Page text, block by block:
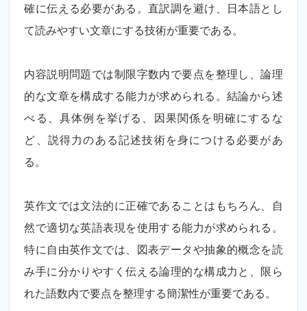
確に伝える必要がある。直訳調を避け、日本語とし
て読みやすい文章にする技術が重要である。
内容説明問題では制限字数内で要点を整理し、論理
的な文章を構成する能力が求められる。結論から述
べる、具体例を挙げる、因果関係を明確にするな
ど、説得力のある記述技術を身につける必要があ
る。
英作文では文法的に正確であることはもちろん、自
然で適切な英語表現を使用する能力が求められる。
特に自由英作文では、図表データや抽象的概念を読
み手に分かりやすく伝える論理的な構成力と、限ら
れた語数内で要点を整理する簡潔性が重要である。